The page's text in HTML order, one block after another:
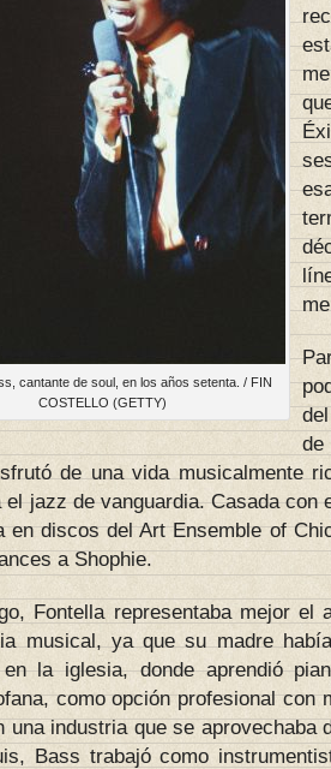
cantante de soul, en los años setenta. / FIN
COSTELLO (GETTY)
de
de una vida musicalmente
el jazz de vanguardia. Casada con
en discos del Art Ensemble of
a Shophie.
Fontella representaba mejor el
musical, ya que su madre
en la iglesia, donde aprendió
como opción profesional con
una industria que se aprovechaba
Bass trabajó como